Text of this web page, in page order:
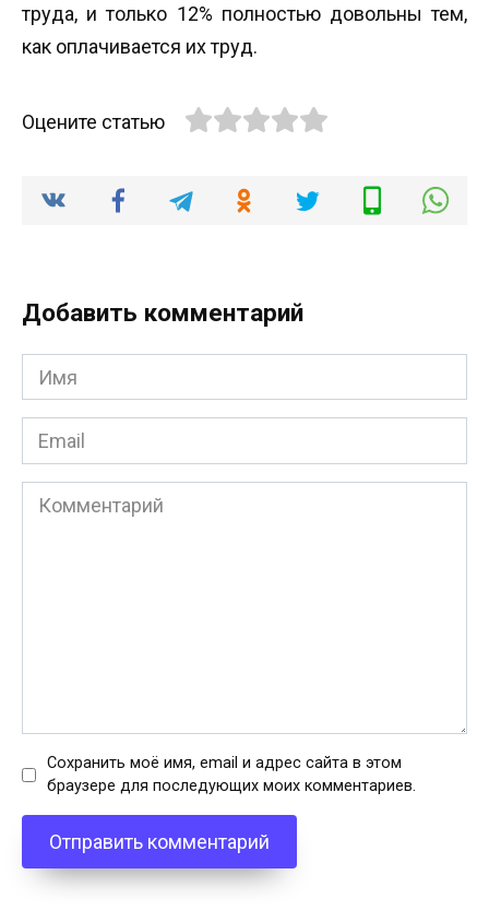
труда, и только 12% полностью довольны тем,
как оплачивается их труд.
Оцените статью
Добавить комментарий
Имя
*
Email
*
Комментарий
Сохранить моё имя, email и адрес сайта в этом
браузере для последующих моих комментариев.